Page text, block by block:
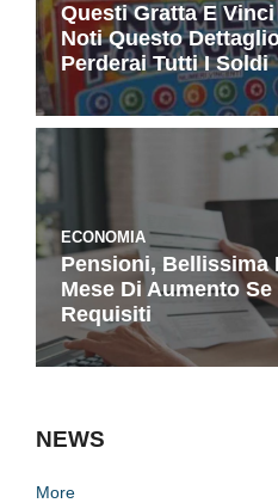
Questi Gratta E
Noti Questo
Perderai Tutti I Soldi
ECONOMIA
Pensioni, Bellissima
Mese Di Aumento
Requisiti
NEWS
More